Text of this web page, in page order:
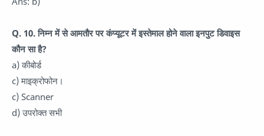
Q. 10. निम्न में से आमतौर पर कंप्यूटर में इस्तेमाल होने वाला इनपुट डिवाइस
कौन सा है?
a) कीबोर्ड
c) माइक्रोफोन।
c) Scanner
d) उपरोक्त सभी